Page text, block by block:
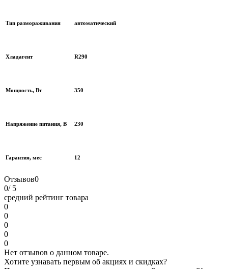
Тип размораживания автоматический
Хладагент R290
Мощность, Вт 350
Напряжение питания, В 230
Гарантия, мес 12
Отзывов0
0/ 5
средний рейтинг товара
0
0
0
0
0
Нет отзывов о данном товаре.
Хотите узнавать первым об акциях и скидках?